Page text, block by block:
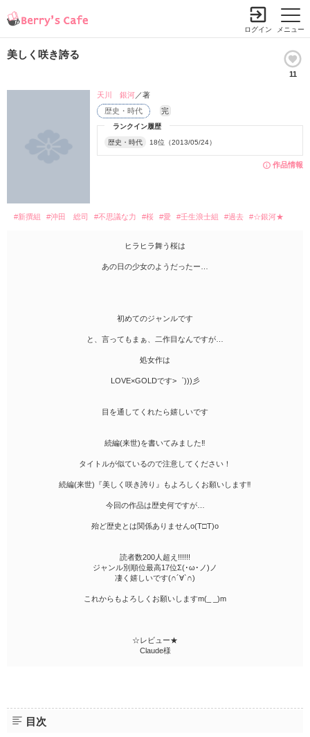
メニュー
ログイン
美しく咲き誇る
11
作品情報
ランクイン履歴
歴史・時代 18位（2013/05/24）
歴史・時代 完
天川 銀河／著
#新撰組 #沖田 総司 #不思議な力 #桜 #愛 #壬生浪士組 #過去 #☆銀河★
ヒラヒラ舞う桜は
あの日の少女のようだったー…
初めてのジャンルです
と、言ってもまぁ、二作目なんですが…
処女作は
LOVE×GOLDです>゜)))彡
目を通してくれたら嬉しいです
続編(来世)を書いてみました‼
タイトルが似ているので注意してください！
続編(来世)『美しく咲き誇り』もよろしくお願いします‼
今回の作品は歴史何ですが…
殆ど歴史とは関係ありませんo(T□T)o
読者数200人超え!!!!!!
ジャンル別順位最高17位Σ(･ω･ノ)ノ
凄く嬉しいです(∩´∀`∩)
これからもよろしくお願いしますm(_ _)m
☆レビュー★
Claude様
目次